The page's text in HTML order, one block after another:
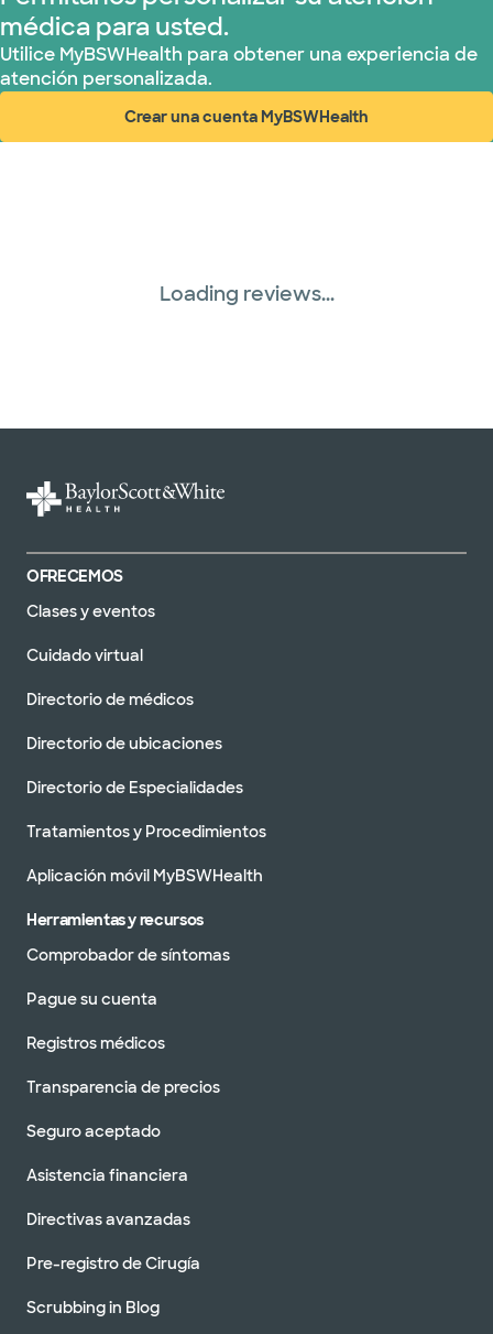
médica para usted.
Utilice MyBSWHealth para obtener una experiencia de
atención personalizada.
Crear una cuenta MyBSWHealth
(abre en ventana nueva)
Loading reviews...
OFRECEMOS
Clases y eventos
Cuidado virtual
Directorio de médicos
Directorio de ubicaciones
Directorio de Especialidades
Tratamientos y Procedimientos
Aplicación móvil MyBSWHealth
Herramientas y recursos
Comprobador de síntomas
Pague su cuenta
Registros médicos
Transparencia de precios
Seguro aceptado
Asistencia financiera
Directivas avanzadas
Pre-registro de Cirugía
Scrubbing in Blog